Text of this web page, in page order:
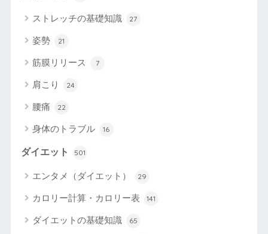
ストレッチの基礎知識 27
姿勢 21
筋膜リリース 7
肩こり 24
腰痛 22
身体のトラブル 16
ダイエット 501
エンタメ（ダイエット） 29
カロリー計算・カロリー表 141
ダイエットの基礎知識 65